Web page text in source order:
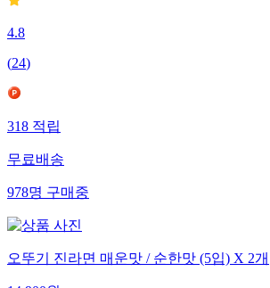
4.8
(24)
318적립
무료배송
978명구매중
오뚜기 진라면 매운맛 / 순한맛 (5입) X 2개